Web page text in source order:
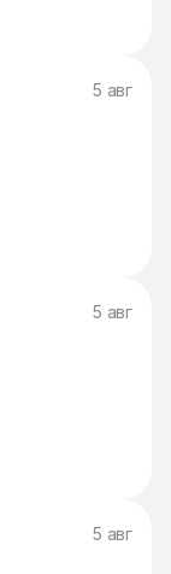
5 авг
5 авг
5 авг